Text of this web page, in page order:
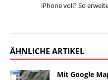
iPhone voll? So
ÄHNLICHE ARTIKEL
Mit Google